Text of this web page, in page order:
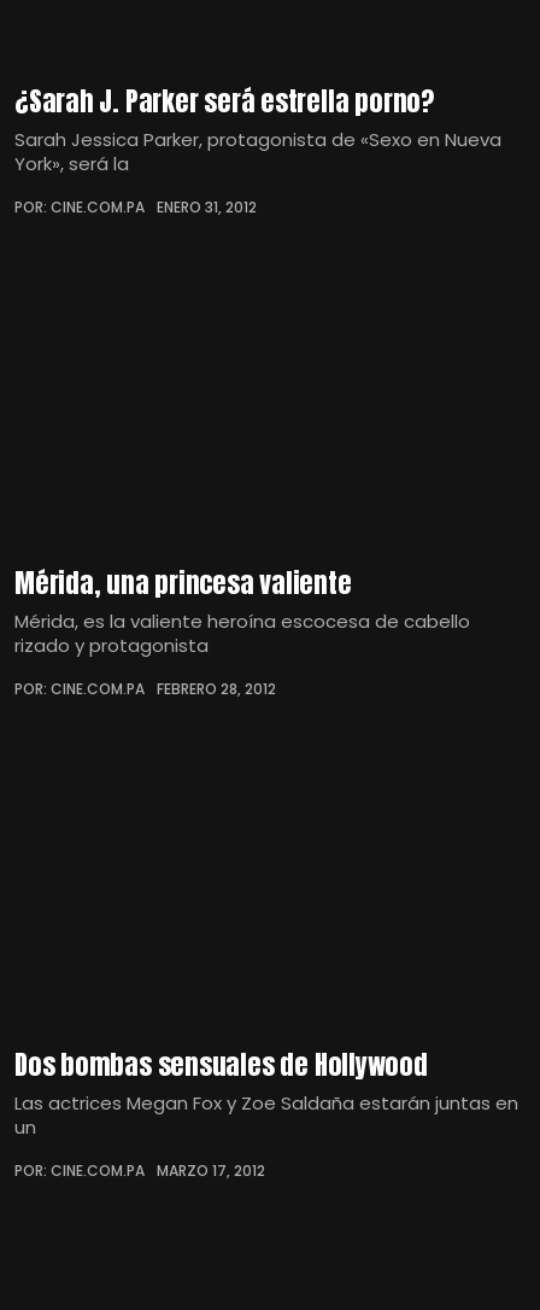
¿Sarah J. Parker será estrella porno?
Sarah Jessica Parker, protagonista de «Sexo en Nueva
York», será la
POR: CINE.COM.PA ENERO 31, 2012
Mérida, una princesa valiente
Mérida, es la valiente heroína escocesa de cabello
rizado y protagonista
POR: CINE.COM.PA FEBRERO 28, 2012
Dos bombas sensuales de Hollywood
Las actrices Megan Fox y Zoe Saldaña estarán juntas en
un
POR: CINE.COM.PA MARZO 17, 2012